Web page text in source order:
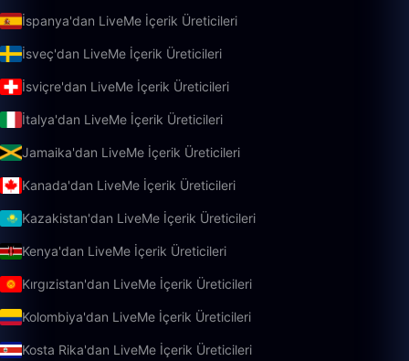
İspanya'dan LiveMe İçerik Üreticileri
İsveç'dan LiveMe İçerik Üreticileri
İsviçre'dan LiveMe İçerik Üreticileri
İtalya'dan LiveMe İçerik Üreticileri
Jamaika'dan LiveMe İçerik Üreticileri
Kanada'dan LiveMe İçerik Üreticileri
Kazakistan'dan LiveMe İçerik Üreticileri
Kenya'dan LiveMe İçerik Üreticileri
Kırgızistan'dan LiveMe İçerik Üreticileri
Kolombiya'dan LiveMe İçerik Üreticileri
Kosta Rika'dan LiveMe İçerik Üreticileri